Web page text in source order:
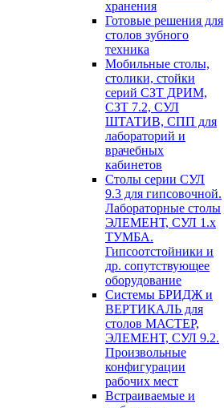
хранения
Готовые решения для
столов зубного
техника
Мобильные столы,
столики, стойки
серий СЗТ ДРИМ,
СЗТ 7.2, СУЛ
ШТАТИВ, СПП для
лабораторий и
врачебных
кабинетов
Столы серии СУЛ
9.3 для гипсовочной.
Лабораторные столы
ЭЛЕМЕНТ, СУЛ 1.х
ТУМБА.
Гипсоотстойники и
др. сопутствующее
оборудование
Системы БРИДЖ и
ВЕРТИКАЛЬ для
столов МАСТЕР,
ЭЛЕМЕНТ, СУЛ 9.2.
Произвольные
конфигурации
рабочих мест
Встраиваемые и